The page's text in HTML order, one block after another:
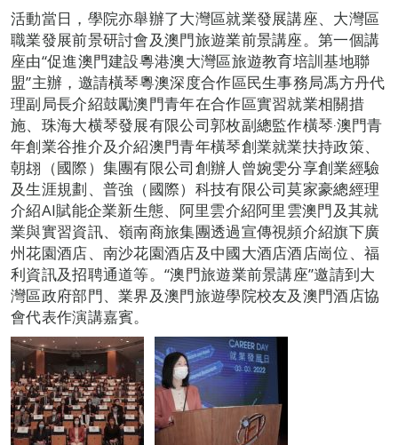
活動當日，學院亦舉辦了大灣區就業發展講座、大灣區
職業發展前景研討會及澳門旅遊業前景講座。第一個講
座由“促進澳門建設粵港澳大灣區旅遊教育培訓基地聯
盟”主辦，邀請橫琴粵澳深度合作區民生事務局馮方丹代
理副局長介紹鼓勵澳門青年在合作區實習就業相關措
施、珠海大横琴發展有限公司郭枚副總監作橫琴‧澳門青
年創業谷推介及介紹澳門青年橫琴創業就業扶持政策、
朝翃（國際）集團有限公司創辦人曾婉雯分享創業經驗
及生涯規劃、普強（國際）科技有限公司莫家豪總經理
介紹AI賦能企業新生態、阿里雲介紹阿里雲澳門及其就
業與實習資訊、嶺南商旅集團透過宣傳視頻介紹旗下廣
州花園酒店、南沙花園酒店及中國大酒店酒店崗位、福
利資訊及招聘通道等。“澳門旅遊業前景講座”邀請到大
灣區政府部門、業界及澳門旅遊學院校友及澳門酒店協
會代表作演講嘉賓。